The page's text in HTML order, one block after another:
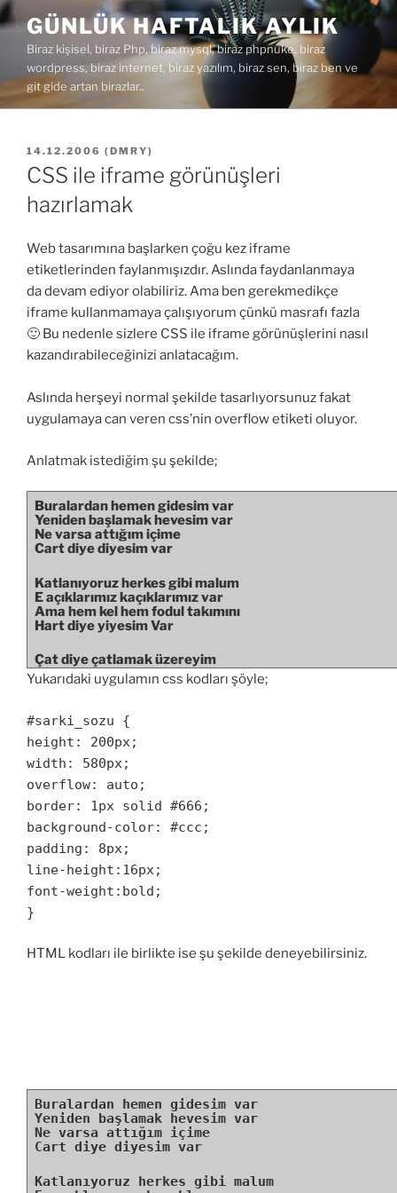
İçeriğe
geç
GÜNLÜK HAFTALIK AYLIK
Biraz kişisel, biraz Php, biraz mysql, biraz phpnuke, biraz
wordpress, biraz internet, biraz yazılım, biraz sen, biraz ben ve
git gide artan birazlar..
YAYIM
TARIHI
14.12.2006 ( DMRY)
CSS ile iframe görünüşleri
hazırlamak
Web tasarımına başlarken çoğu kez iframe
etiketlerinden faylanmışızdır. Aslında faydanlanmaya
da devam ediyor olabiliriz. Ama ben gerekmedikçe
iframe kullanmamaya çalışıyorum çünkü masrafı fazla
🙂 Bu nedenle sizlere CSS ile iframe görünüşlerini nasıl
kazandırabileceğinizi anlatacağım.
Aslında herşeyi normal şekilde tasarlıyorsunuz fakat
uygulamaya can veren css’nin overflow etiketi oluyor.
Anlatmak istediğim şu şekilde;
Buralardan hemen gidesim var
Yeniden başlamak hevesim var
Ne varsa attığım içime
Cart diye diyesim var
Katlanıyoruz herkes gibi malum
E açıklarımız kaçıklarımız var
Ama hem kel hem fodul takımını
Hart diye yiyesim Var
Çat diye çatlamak üzereyim
Neresinden tutup da düzeleyim?
Ortağı olmuşum düzeneğin
Çat diye çatlamak üzereyim
Neresinden tutup da düzeleyim
Ortağı olmuşum düzeneğin
Herkesi oyasım Var
Aman be hadi kalk kaynaşalım kız
Çakkıdı çakkıdı oynaşalım kız
Azıcık alttan azıcık üstten
Hoppidi hoppidi hoplatalım kız
Bunlar benim fikrim mi?
Kendimi boğasım Var
Çat diye çatlamak üzereyim
Neresinden tutup da düzeleyim?
Ortağı olmuşum düzeneğin
Yukarıdaki uygulamın css kodları şöyle;
#sarki_sozu {
height: 200px;
width: 580px;
overflow: auto;
border: 1px solid #666;
background-color: #ccc;
padding: 8px;
line-height:16px;
font-weight:bold;
}
HTML kodları ile birlikte ise şu şekilde deneyebilirsiniz.
Buralardan hemen gidesim var
Yeniden başlamak hevesim var
Ne varsa attığım içime
Cart diye diyesim var
Katlanıyoruz herkes gibi malum